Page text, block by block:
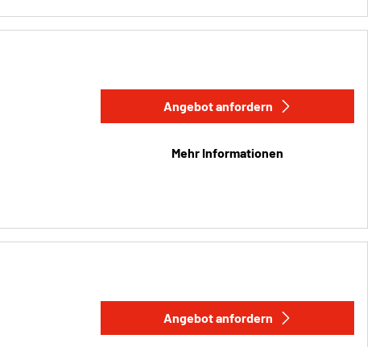
Angebot anfordern
Mehr Informationen
Angebot anfordern